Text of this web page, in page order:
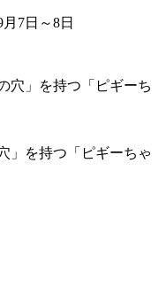
7日～8日
」を持つ「ピギーちゃ